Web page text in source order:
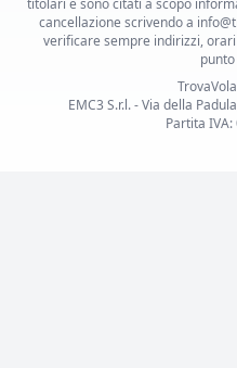
cancellazione scrivendo a
verificare sempre indirizzi,
EMC3 S.r.l. - Via della
Partita